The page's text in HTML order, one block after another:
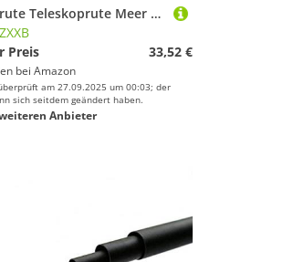
Angelrute Teleskoprute Meer Angelrute 2,1 m,4,7 3,0,6 Carbon Faser Weiß Stange Salzwasser/Süßwasser(WhiteRod-2.4)
Preis
33,52 €
bei Amazon
am 27.09.2025 um 00:03; der
sich seitdem geändert haben.
Anbieter